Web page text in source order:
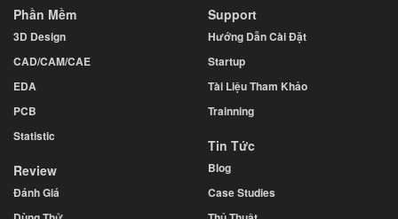
Phần Mềm
3D Design
CAD/CAM/CAE
EDA
PCB
Statistic
Review
Đánh Giá
Support
Hướng Dẫn Cài Đặt
Startup
Tài Liệu Tham Khảo
Trainning
Tin Tức
Blog
Case Studies